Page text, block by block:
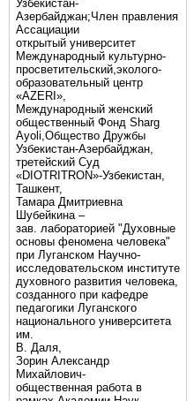
Узбекистан-
Азербайджан;Член правления
Ассациации
открытый университет
Международный культурно-
просветительский,эколого-
образовательный центр
«AZERI»,
Mеждународный женский
общественный Фонд Sharg
Аyoli,Общество Дружбы
Узбекистан-Азербайджан,
третейский Суд
«DIOTRITRON»-Узбекистан,
Ташкент,
Тамара Дмитриевна
Шубейкина –
зав. лабораторией "Духовные
основы феномена человека"
при Луганском Научно-
исследовательском институте
духовного развития человека,
созданного при кафедре
педагогики Луганского
национального университета
им.
В. Даля,
Зорин Александр
Михайлович-
общественная работа в